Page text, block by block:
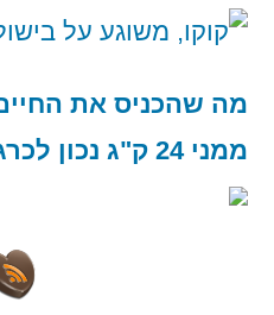
מה שהכניס את החיים
ממני 24 ק"ג נכון לכרגע